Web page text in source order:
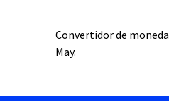
Convertidor de moneda
May.